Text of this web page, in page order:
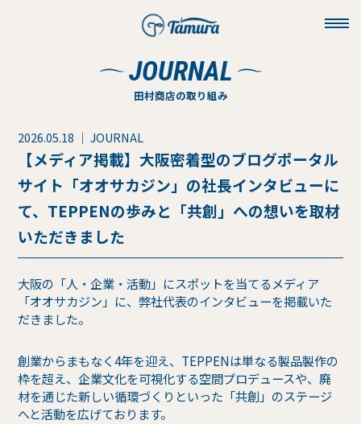
JOURNAL
田村商店の取り組み
2026.05.18 ｜ JOURNAL
【メディア掲載】大阪密着型のブログポータル
サイト「オオサカジン」の社長インタビューに
て、TEPPENの歩みと「共創」への想いを取材
いただきました
大阪の「人・企業・活動」にスポットを当てるメディア
「オオサカジン」に、弊社代表のインタビューを掲載いた
だきました。
創業からまもなく4年を迎え、TEPPENは単なる製品製作の
枠を超え、企業文化を可視化する空間プロデュースや、廃
材を通じた新しい循環づくりといった「共創」のステージ
へと活動を広げております。